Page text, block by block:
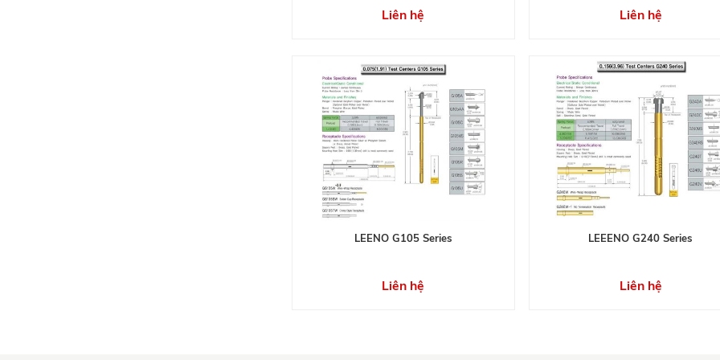
Liên hệ Liên hệ
LEENO G105 Series
Liên hệ
LEEENO G240 Series
Liên hệ